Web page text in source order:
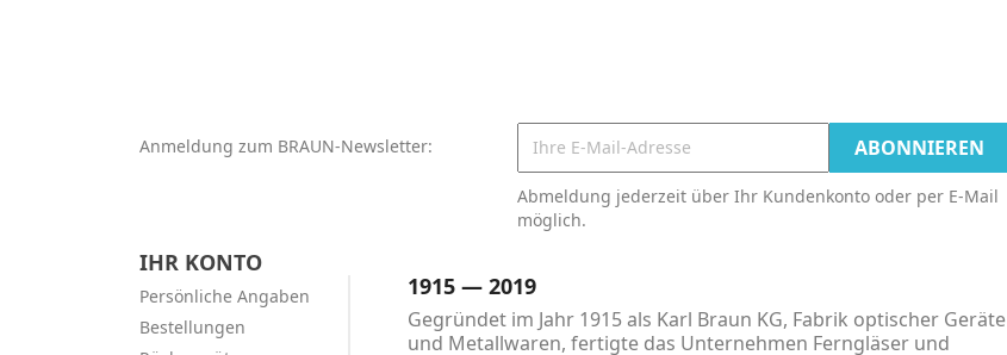
Anmeldung zum BRAUN-Newsletter:
Abmeldung jederzeit über Ihr Kundenkonto oder per E-Mail
möglich.
IHR KONTO
Persönliche Angaben
Bestellungen
1915 — 2019
Gegründet im Jahr 1915 als Karl Braun KG, Fabrik optischer Geräte
und Metallwaren, fertigte das Unternehmen Ferngläser und